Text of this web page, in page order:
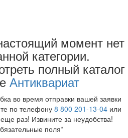
момент нет
категории.
полный каталог
Антиквариат
во время отправки вашей заявки
по телефону 8 800 201-13-04 или
раз! Извините за неудобства!
поля*